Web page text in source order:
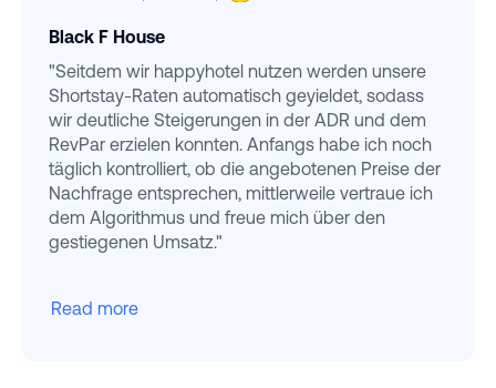
Black F House
"Seitdem wir happyhotel nutzen werden unsere
Shortstay-Raten automatisch geyieldet, sodass
wir deutliche Steigerungen in der ADR und dem
RevPar erzielen konnten. Anfangs habe ich noch
täglich kontrolliert, ob die angebotenen Preise der
Nachfrage entsprechen, mittlerweile vertraue ich
dem Algorithmus und freue mich über den
gestiegenen Umsatz."
Read more